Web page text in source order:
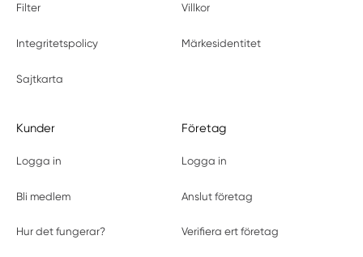
Filter Villkor
Integritetspolicy Märkesidentitet
Sajtkarta
Kunder
Logga in
Bli medlem
Hur det fungerar?
Företag
Logga in
Anslut företag
Verifiera ert företag